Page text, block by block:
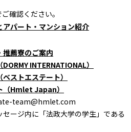
確認ください。
パート・マンション紹介
薦寮のご案内
INTERNATIONAL）
ストエステート）
（Hmlet Japan）
team@hmlet.com
ージ内に「法政大学の学生」である